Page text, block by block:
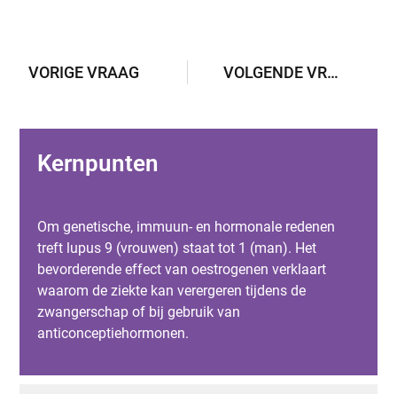
VORIGE VRAAG VOLGENDE VRAAG
Kernpunten
Om genetische, immuun- en hormonale redenen
treft lupus 9 (vrouwen) staat tot 1 (man). Het
bevorderende effect van oestrogenen verklaart
waarom de ziekte kan verergeren tijdens de
zwangerschap of bij gebruik van
anticonceptiehormonen.